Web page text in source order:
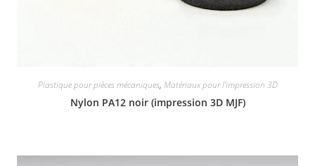
Plastique pour pièces mécaniques, Matériaux pour l'impression 3D
Nylon PA12 noir (impression 3D MJF)